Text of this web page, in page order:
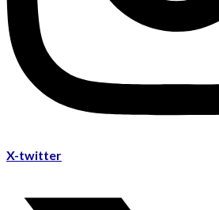
X-twitter